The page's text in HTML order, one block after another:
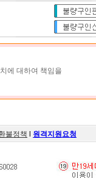
에 대하여 책임을
불정책 원격지원요청